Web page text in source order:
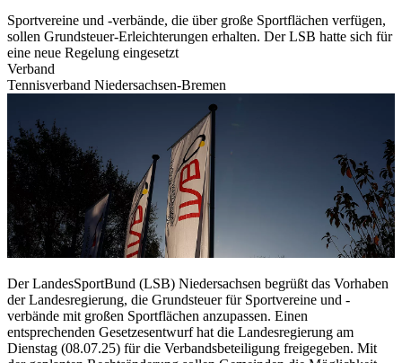
Sportvereine und -verbände, die über große Sportflächen verfügen,
sollen Grundsteuer-Erleichterungen erhalten. Der LSB hatte sich für
eine neue Regelung eingesetzt
Verband
Tennisverband Niedersachsen-Bremen
Der LandesSportBund (LSB) Niedersachsen begrüßt das Vorhaben
der Landesregierung, die Grundsteuer für Sportvereine und -
verbände mit großen Sportflächen anzupassen. Einen
entsprechenden Gesetzesentwurf hat die Landesregierung am
Dienstag (08.07.25) für die Verbandsbeteiligung freigegeben. Mit